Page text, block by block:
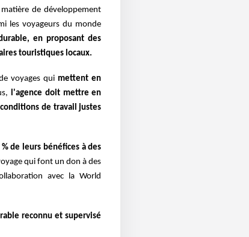
de développement
les voyageurs du monde
en proposant des
touristiques locaux.
voyages qui mettent en
l'agence doit mettre en
de travail justes
de leurs bénéfices à des
qui font un don à des
avec la World
reconnu et supervisé